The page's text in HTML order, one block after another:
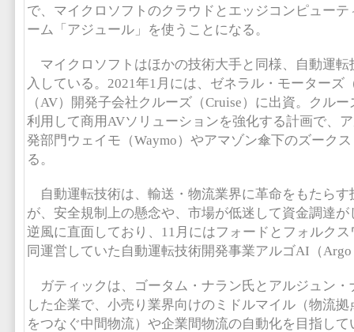
で、マイクロソフトのクラウドとエッジコンピュー
ーム「アジュール」を使うことになる。
マイクロソフトはほかの技術大手と同様、自動運転
入している。2021年1月には、ゼネラル・モーターズ
（AV）開発子会社クルーズ（Cruise）に出資。クル
利用して商用AVソリューションを強化する計画で、
発部門ウェイモ（Waymo）やアマゾン傘下のズーク
る。
自動運転技術は、輸送・物流業界に革命をもたらす
が、安全規制上の懸念や、市場が低迷して資金調達
逆風に直面しており、11月にはフォードとフォルク
同運営していた自動運転技術開発事業アルゴAI（
ガティックは、ゴータム・ナラン氏とアルジュン・
した企業で、小売り業界向けのミドルマイル（物流
をつなぐ中間物流）や企業間物流の自動化を目指し